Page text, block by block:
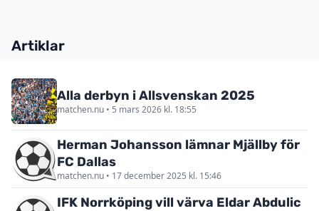
Artiklar
Alla derbyn i Allsvenskan 2025
matchen.nu • 5 mars 2026 kl. 18:55
Herman Johansson lämnar Mjällby för
FC Dallas
matchen.nu • 17 december 2025 kl. 15:46
IFK Norrköping vill värva Eldar Abdulic